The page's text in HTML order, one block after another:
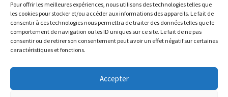
Pour offrir les meilleures expériences, nous utilisons des technologies telles que
les cookies pour stocker et/ou accéder aux informations des appareils. Le fait de
consentir à ces technologies nous permettra de traiter des données telles que le
comportement de navigation ou les ID uniques sur ce site. Le fait de ne pas
consentir ou de retirer son consentement peut avoir un effet négatif sur certaines
caractéristiques et fonctions.
Accepter
Le magasin de Lyon sera fermé du 30 juillet au 17 août
inclus. Les commandes seront expédiées à partir du 18
The physical record shop will be closed from july 30th to
august 17th included. Online orders will start shipping on
MARTYR Warp Zone (Reissue) - Vinyl LP (swamp
green orange marble)
23.00€